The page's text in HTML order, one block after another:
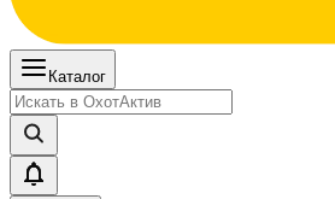
Каталог